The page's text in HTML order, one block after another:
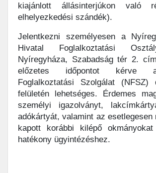
kiajánlott állásinterjúkon való
elhelyezkedési szándék).
Jelentkezni személyesen a
Hivatal Foglalkoztatási
Nyíregyháza, Szabadság tér 2.
előzetes időpontot kérve
Foglalkoztatási Szolgálat (NFSZ)
felületén lehetséges. Érdemes
személyi igazolványt,
adókártyát, valamint az esetlegesen
kapott korábbi kilépő
hatékony ügyintézéshez.